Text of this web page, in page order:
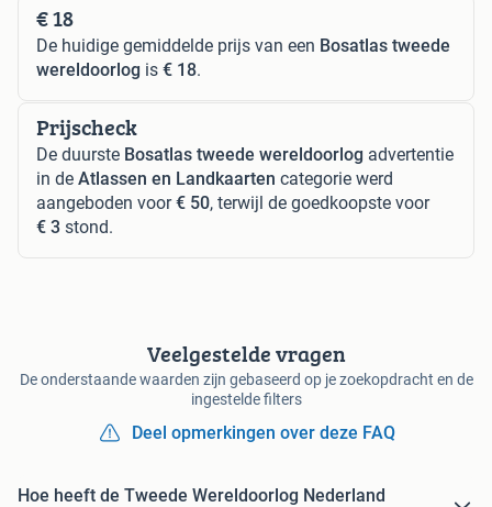
€ 18
De huidige gemiddelde prijs van een Bosatlas tweede
wereldoorlog is € 18.
Prijscheck
De duurste Bosatlas tweede wereldoorlog advertentie
in de Atlassen en Landkaarten categorie werd
aangeboden voor€ 50, terwijl de goedkoopste voor
€ 3 stond.
Veelgestelde vragen
De onderstaande waarden zijn gebaseerd op je zoekopdracht en de
ingestelde filters
Deel opmerkingen over deze FAQ
Hoe heeft de Tweede Wereldoorlog Nederland